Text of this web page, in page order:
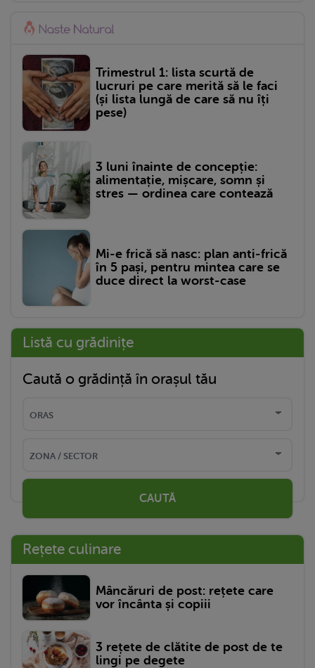
Trimestrul 1: lista scurtă de
lucruri pe care merită să le faci
(și lista lungă de care să nu îți
pese)
3 luni înainte de concepție:
alimentație, mișcare, somn și
stres — ordinea care contează
Mi-e frică să nasc: plan anti-frică
în 5 pași, pentru mintea care se
duce direct la worst-case
Listă cu grădinițe
Caută o grădință în orașul tău
CAUTĂ
Rețete culinare
Mâncăruri de post: rețete care
vor încânta și copiii
3 rețete de clătite de post de te
lingi pe degete